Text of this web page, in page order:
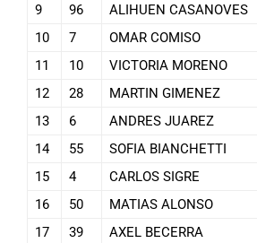
9
96 ALIHUEN CASANOVES
10
7 OMAR COMISO
11
10 VICTORIA MORENO
12
28 MARTIN GIMENEZ
13
6 ANDRES JUAREZ
14
55 SOFIA BIANCHETTI
15
4 CARLOS SIGRE
16
50 MATIAS ALONSO
17
39 AXEL BECERRA